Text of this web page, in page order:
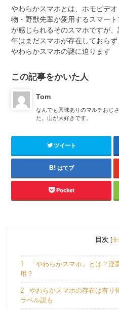
やわらかスマホとは、ホモビデ
物・野獣先輩が愛用するスマー
が感じられるそのスマホですが
年はまだスマホが存在しておら
やわらかスマホの謎に迫ります
この記事をかいた人
Tom
なんでも興味ありのマルチおじ
た。山が大好きです。
ツイート
はてブ
Pocket
目次 [非
1
「やわらかスマホ」とは？淫
用？
2
やわらかスマホの存在は有り
ラベル説も